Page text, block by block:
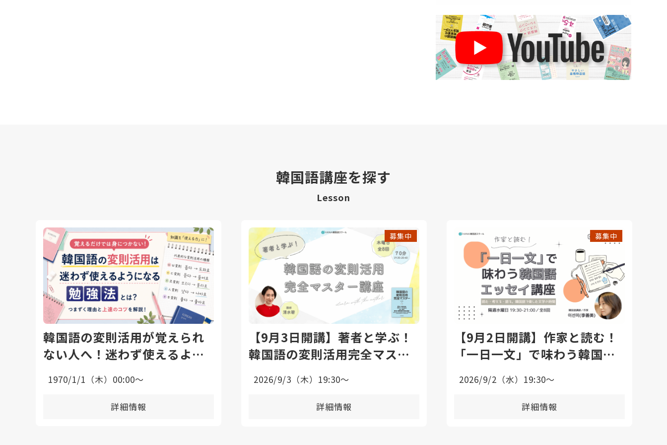
韓国語講座を探す
Lesson
韓国語の変則活用が覚えられ
ない人へ！迷わず使えるよう
1970/1/1（木）00:00〜
詳細情報
募集中
【9月3日開講】著者と学ぶ！
韓国語の変則活用完全マスタ
2026/9/3（木）19:30〜
詳細情報
募集中
【9月2日開講】作家と読む！
「一日一文」で味わう韓国語
2026/9/2（水）19:30〜
詳細情報